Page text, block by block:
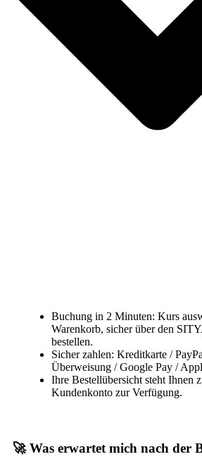
Buchung in 2 Minuten: Kurs
Warenkorb, sicher über den
bestellen.
Sicher zahlen: Kreditkarte /
Überweisung / Google Pay /
Ihre Bestellübersicht steht Ihnen
Kundenkonto zur Verfügung.
🚀 Was erwartet mich nach der